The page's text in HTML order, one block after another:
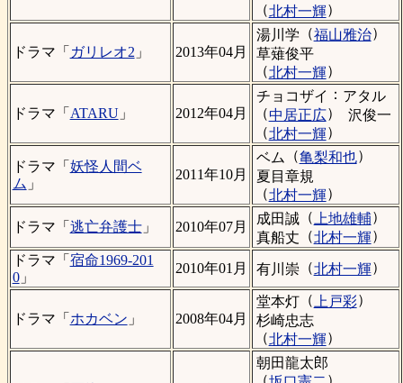
（北村一輝）
ドラマ「 ガリレオ2 」 2013年04月
湯川学 （福山雅治）
草薙俊平
（北村一輝）
ドラマ「 ATARU」 2012年04月
チョコザイ ： アタル
（中居正広）
沢俊一
（北村一輝）
ドラマ「 妖怪人間ベ
ム 」
2011年10月
ベム （亀梨和也）
夏目章規
（北村一輝）
ドラマ「 逃亡弁護士」 2010年07月
成田誠 （ 上地雄輔）
真船丈 （北村一輝）
ドラマ「 宿命1969-201
0」
2010年01月 有川崇（北村一輝）
ドラマ「 ホカベン 」 2008年04月
堂本灯（ 上戸彩）
杉崎忠志
（北村一輝）
朝田龍太郎